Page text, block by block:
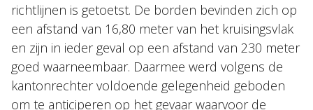
richtlijnen is getoetst. De borden bevinden zich op
een afstand van 16,80 meter van het kruisingsvlak
en zijn in ieder geval op een afstand van 230 meter
goed waarneembaar. Daarmee werd volgens de
kantonrechter voldoende gelegenheid geboden
om te anticiperen op het gevaar waarvoor de